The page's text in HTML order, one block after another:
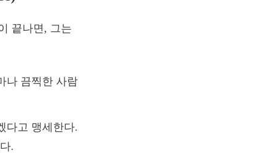
끝나면, 그는
나 끔찍한 사람
다고 맹세한다.
.